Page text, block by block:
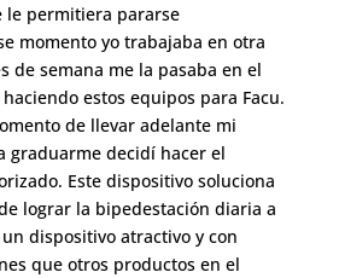
le permitiera pararse
momento yo trabajaba en otra
de semana me la pasaba en el
estos equipos para Facu.
de llevar adelante mi
graduarme decidí hacer el
Este dispositivo soluciona
lograr la bipedestación diaria a
dispositivo atractivo y con
que otros productos en el